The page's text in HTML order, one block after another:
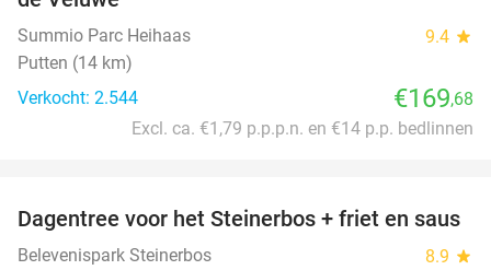
Summio Parc Heihaas 9.4 star
Putten (14 km)
Verkocht: 2.544
€169,68
Excl. ca. €1,79 p.p.p.n. en €14 p.p. bedlinnen
37%
Dagentree voor het Steinerbos + friet en saus
Belevenispark Steinerbos 8.9 star